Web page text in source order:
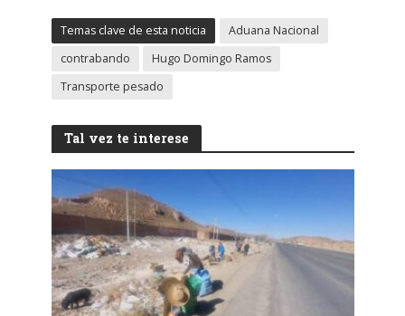
Temas clave de esta noticia
Aduana Nacional
contrabando
Hugo Domingo Ramos
Transporte pesado
Tal vez te interese